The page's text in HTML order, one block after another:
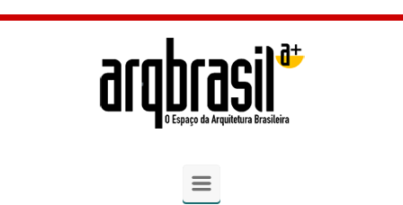
Skip to main content